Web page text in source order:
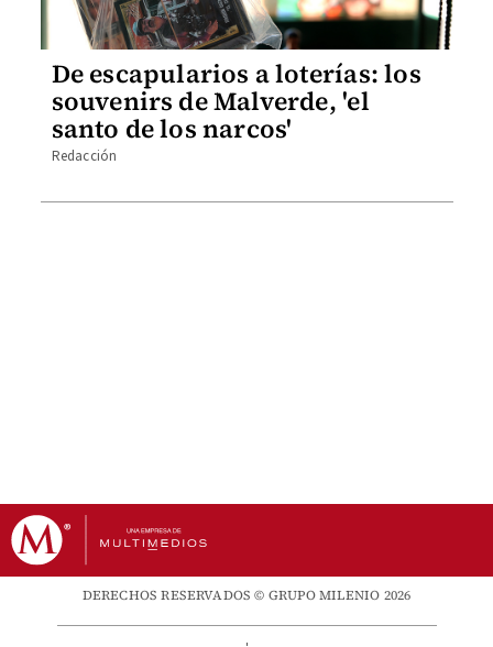
De escapularios a loterías: los
souvenirs de Malverde, 'el
santo de los narcos'
Redacción
DERECHOS RESERVADOS © GRUPO MILENIO 2026